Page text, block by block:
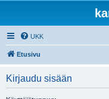
UKK
Etusivu
Kirjaudu sisään